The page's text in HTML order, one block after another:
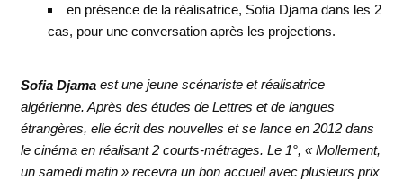
en présence de la réalisatrice, Sofia Djama dans les 2
cas, pour une conversation après les projections.
Sofia Djama est une jeune scénariste et réalisatrice
algérienne. Après des études de Lettres et de langues
étrangères, elle écrit des nouvelles et se lance en 2012 dans
le cinéma en réalisant 2 courts-métrages. Le 1°, « Mollement,
un samedi matin » recevra un bon accueil avec plusieurs prix